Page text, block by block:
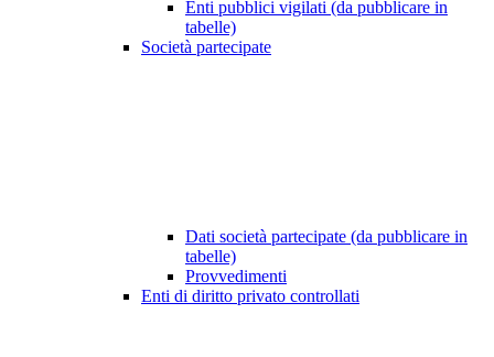
Enti pubblici vigilati (da pubblicare in
tabelle)
Società partecipate
Dati società partecipate (da pubblicare in
tabelle)
Provvedimenti
Enti di diritto privato controllati